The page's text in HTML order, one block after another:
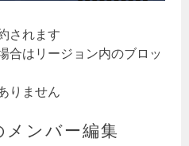
されます
合はリージョン内のブロッ
りません
ンバー編集